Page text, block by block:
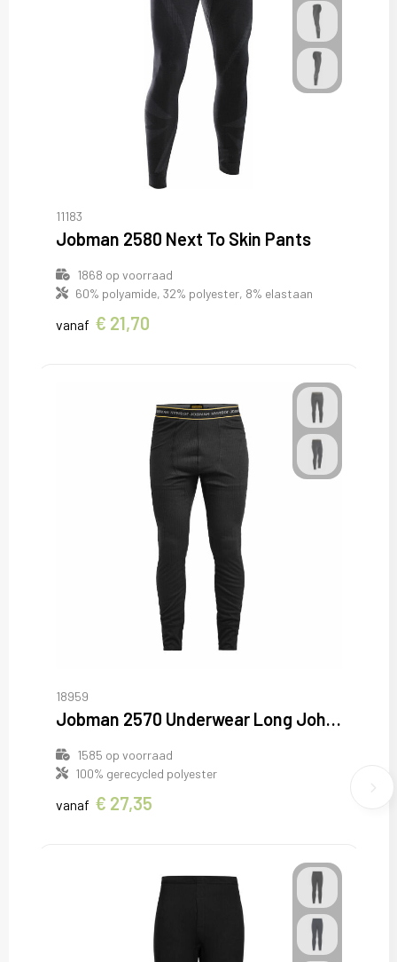
11183
Jobman 2580 Next To Skin Pants
1868 op voorraad
60% polyamide, 32% polyester, 8% elastaan
vanaf € 21,70
18959
Jobman 2570 Underwear Long Johns
1585 op voorraad
100% gerecycled polyester
vanaf € 27,35